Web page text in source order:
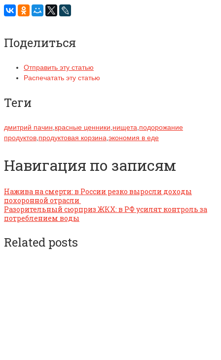
Поделиться
Отправить эту статью
Распечатать эту статью
Теги
дмитрий пачин красные ценники нищета подорожание
продуктов продуктовая корзина экономия в еде
Навигация по записям
Нажива на смерти: в России резко выросли доходы
похоронной отрасли
Разорительный сюрприз ЖКХ: в РФ усилят контроль за
потреблением воды
Related posts